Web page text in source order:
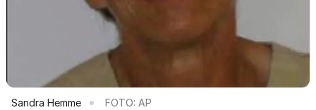
Sandra Hemme FOTO: AP